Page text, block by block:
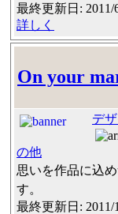
最終更新日:
詳しく
On your
デ
の他
思いを作品に込
す。
最終更新日: